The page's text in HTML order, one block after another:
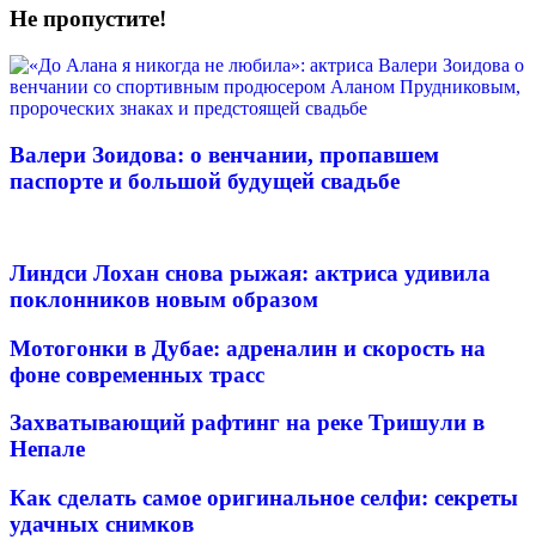
Не пропустите!
Валери Зоидова: о венчании, пропавшем
паспорте и большой будущей свадьбе
Линдси Лохан снова рыжая: актриса удивила
поклонников новым образом
Мотогонки в Дубае: адреналин и скорость на
фоне современных трасс
Захватывающий рафтинг на реке Тришули в
Непале
Как сделать самое оригинальное селфи: секреты
удачных снимков